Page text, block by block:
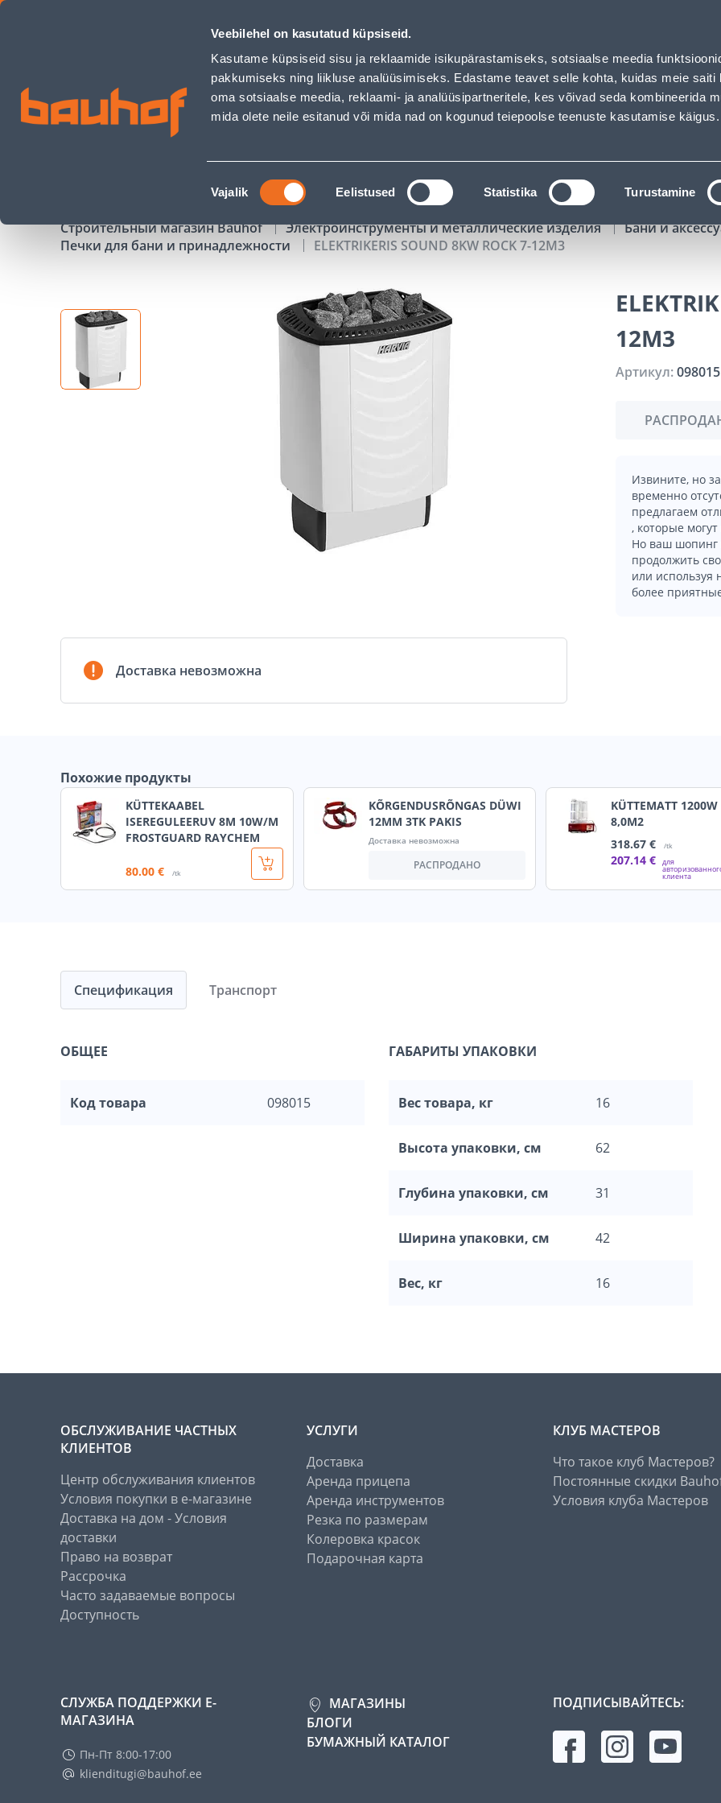
Veebilehel on kasutatud küpsiseid.
Kasutame küpsiseid sisu ja reklaamide isikupärastamiseks, sotsiaalse meedia
pakkumiseks ning liikluse analüüsimiseks. Edastame teavet selle kohta, kuidas meie saiti
oma sotsiaalse meedia, reklaami- ja analüüsipartneritele, kes võivad seda kombineerida
mida olete neile esitanud või mida nad on kogunud teiepoolse teenuste kasutamise käigus.
Nõusoleku
valik
Vajalik Eelistused Statistika Turustamine
ELEKTRIKERIS SOUND 8KW ROCK 7-12M3 - Bauhof has loaded
Обслуживание бизнес-клиентов Обслуживание частных клиентов Услуги Предложения о
ПОИСК
АКЦИИ КАТАЛОГИ АРЕНДА ИНСТРУМЕНТОВ
Строительный магазин Bauhof Электроинструменты и металлические изделия
Бани и
Печки для бани и принадлежности
ELEKTRIKERIS SOUND 8KW ROCK 7-12M3
Доставка невозможна
12M3
Артикул:098015
Извините, но
временно
предлагаем
, которые
Но ваш шопинг
продолжить
или
более
Похожие продукты
KÜTTEKAABEL
ISEREGULEERUV 8M 10W/M
FROSTGUARD RAYCHEM
80.00 € /tk
KÕRGENDUSRÕNGAS DÜWI
12MM 3TK PAKIS
Доставка невозможна
РАСПРОДАНО
KÜTTEMATT
8,0M2
318.67 € /tk
207.14 € для
клиента
Спецификация
ОБЩЕЕ
Код товара 098015
ГАБАРИТЫ УПАКОВКИ
Вес товара, кг 16
Высота упаковки, см 62
Глубина упаковки, см 31
Ширина упаковки, см 42
Вес, кг 16
Транспорт
ОБСЛУЖИВАНИЕ ЧАСТНЫХ
КЛИЕНТОВ
Центр обслуживания клиентов
Условия покупки в е-магазине
Доставка на дом - Условия
доставки
Право на возврат
Рассрочка
Часто задаваемые вопросы
Доступность
УСЛУГИ
Доставка
Аренда прицепа
Аренда инструментов
Резка по размерам
Колеровка красок
Подарочная карта
КЛУБ МАСТЕРОВ
Что такое клуб Мастеров?
Постоянные скидки
Условия клуба Мастеров
СЛУЖБА ПОДДЕРЖКИ Е-
МАГАЗИНА
Пн-Пт 8:00-17:00
klienditugi@bauhof.ee
МАГАЗИНЫ
БЛОГИ
БУМАЖНЫЙ КАТАЛОГ
ПОДПИСЫВАЙТЕСЬ: